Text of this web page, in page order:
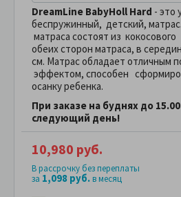
DreamLine BabyHoll Hard - это
беспружинный, детский,
матраса состоят из
обеих сторон матраса, в
см. Матрас обладает
эффектом, способен
осанку ребенка.
При заказе на буднях до
следующий день!
10,980 руб.
В рассрочку без переплаты
за 1,098 руб.в месяц